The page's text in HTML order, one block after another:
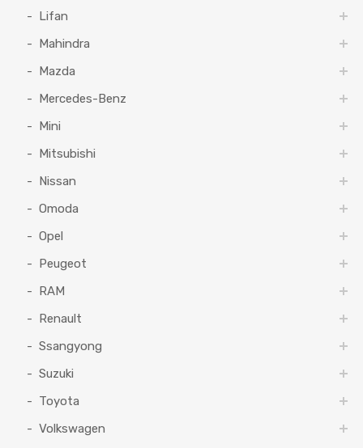
Lifan
Mahindra
Mazda
Mercedes-Benz
Mini
Mitsubishi
Nissan
Omoda
Opel
Peugeot
RAM
Renault
Ssangyong
Suzuki
Toyota
Volkswagen